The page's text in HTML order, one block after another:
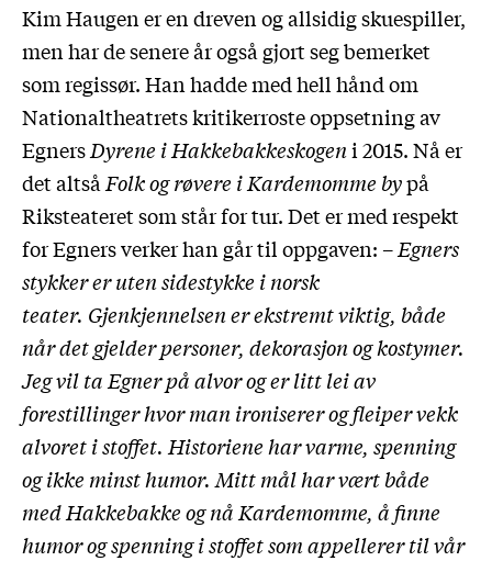
Kim Haugen er en dreven og allsidig skuespiller,
men har de senere år også gjort seg bemerket
som regissør. Han hadde med hell hånd om
Nationaltheatrets kritikerroste oppsetning av
EgnersDyrene i Hakkebakkeskogeni 2015. Nå er
det altså Folk og røvere i Kardemomme bypå
Riksteateret som står for tur. Det er med respekt
for Egners verker han går til oppgaven: –Egners
stykker er uten sidestykke i norsk
teater. Gjenkjennelsen er ekstremt viktig, både
når det gjelder personer, dekorasjon og kostymer.
Jeg vil ta Egner på alvor og er litt lei av
forestillinger hvor man ironiserer og fleiper vekk
alvoret i stoffet. Historiene har varme, spenning
og ikke minst humor. Mitt mål har vært både
med Hakkebakke og nå Kardemomme, å finne
humor og spenning i stoffet som appellerer til vår